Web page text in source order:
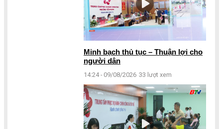
Minh bạch thủ tục – Thuận lợi cho
người dân
14:24 - 09/08/2026 33 lượt xem